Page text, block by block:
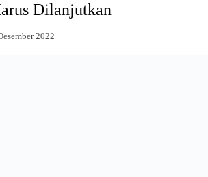
Dilanjutkan
2022